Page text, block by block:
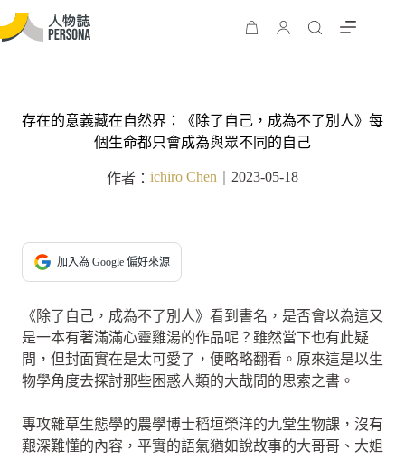
存在的意義藏在自然界：《除了自己，成為不了別人》每
個生命都只會成為與眾不同的自己
作者： ichiro Chen 2023-05-18
加入為 Google 偏好來源
《除了自己，成為不了別人》看到書名，是否會以為這又
是一本有著滿滿心靈雞湯的作品呢？雖然當下也有此疑
問，但封面實在是太可愛了，便略略翻看。原來這是以生
物學角度去探討那些困惑人類的大哉問的思索之書。
專攻雜草生態學的農學博士稻垣榮洋的九堂生物課，沒有
艱深難懂的內容，平實的語氣猶如說故事的大哥哥、大姐